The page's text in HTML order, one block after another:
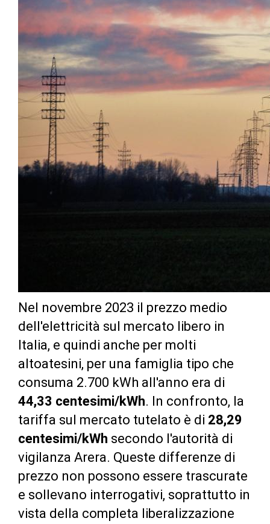
Nel novembre 2023 il prezzo medio
dell'elettricità sul mercato libero in
Italia, e quindi anche per molti
altoatesini, per una famiglia tipo che
consuma 2.700 kWh all'anno era di
44,33 centesimi/kWh. In confronto, la
tariffa sul mercato tutelato è di 28,29
centesimi/kWh secondo l'autorità di
vigilanza Arera. Queste differenze di
prezzo non possono essere trascurate
e sollevano interrogativi, soprattutto in
vista della completa liberalizzazione